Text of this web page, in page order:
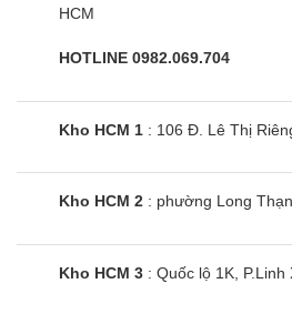
HCM
HOTLINE 0982.069.704
Kho HCM 1 : 106 Đ. Lê Thị
Kho HCM 2 : phường Long
Kho HCM 3 : Quốc lộ 1K,